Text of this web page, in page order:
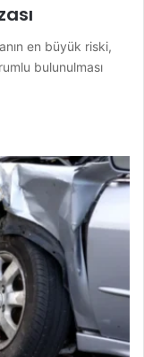
en büyük riski,
bulunulması